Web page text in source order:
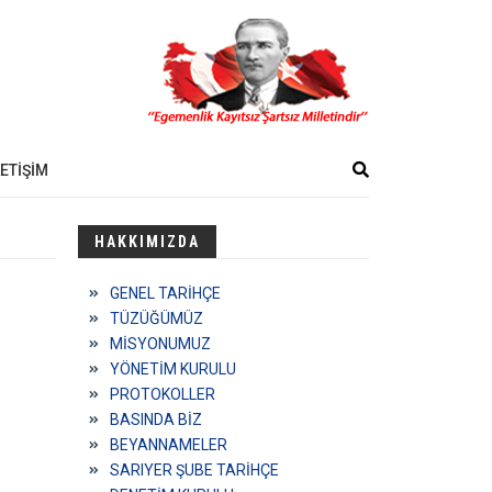
HAKKIMIZDA
GENEL TARİHÇE
TÜZÜĞÜMÜZ
MİSYONUMUZ
YÖNETİM KURULU
PROTOKOLLER
BASINDA BİZ
BEYANNAMELER
SARIYER ŞUBE TARİHÇE